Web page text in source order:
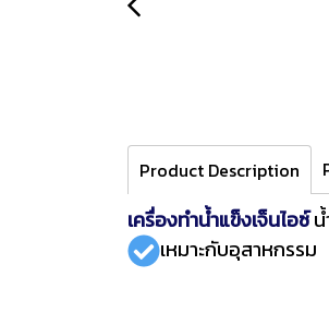
Product Description
เครื่องทำน้ำแข็งเจ็นไอซ์น้
เหมาะกับอุสาหกรรม